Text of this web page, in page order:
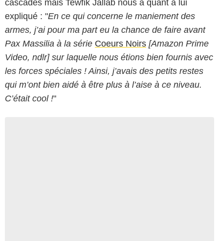
cascades mais Tewfik Jallab nous a quant à lui
expliqué : "En ce qui concerne le maniement des
armes, j’ai pour ma part eu la chance de faire avant
Pax Massilia à la série Coeurs Noirs [Amazon Prime
Video, ndlr] sur laquelle nous étions bien fournis avec
les forces spéciales ! Ainsi, j’avais des petits restes
qui m’ont bien aidé à être plus à l’aise à ce niveau.
C’était cool !"